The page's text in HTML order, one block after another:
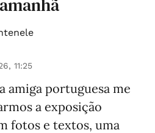
11:25
amiga portuguesa me
a exposição
fotos e textos, uma